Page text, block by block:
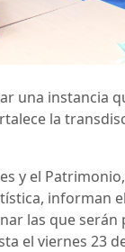
una instancia
la
y el
informan
las que
el viernes 23